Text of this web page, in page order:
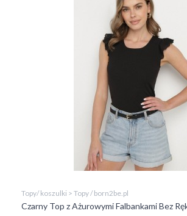
Topy/ koszulki > Topy / born2be.pl
Czarny Top z Ażurowymi Falbankami Bez